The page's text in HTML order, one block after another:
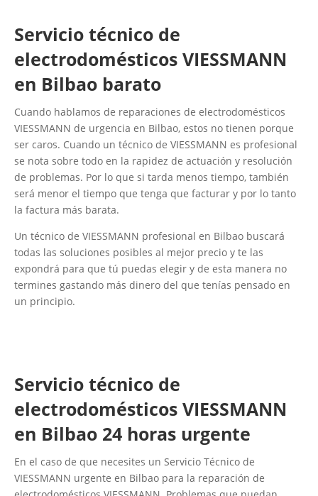
Servicio técnico de
electrodomésticos VIESSMANN
en Bilbao barato
Cuando hablamos de reparaciones de electrodomésticos
VIESSMANN de urgencia en Bilbao, estos no tienen porque
ser caros. Cuando un técnico de VIESSMANN es profesional
se nota sobre todo en la rapidez de actuación y resolución
de problemas. Por lo que si tarda menos tiempo, también
será menor el tiempo que tenga que facturar y por lo tanto
la factura más barata.
Un técnico de VIESSMANN profesional en Bilbao buscará
todas las soluciones posibles al mejor precio y te las
expondrá para que tú puedas elegir y de esta manera no
termines gastando más dinero del que tenías pensado en
un principio.
Servicio técnico de
electrodomésticos VIESSMANN
en Bilbao 24 horas urgente
En el caso de que necesites un Servicio Técnico de
VIESSMANN urgente en Bilbao para la reparación de